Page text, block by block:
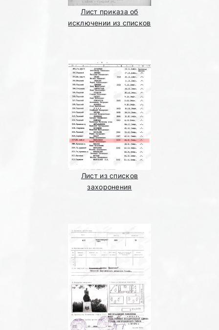
Лист приказа об
исключении из списков
Лист из списков
захоронения